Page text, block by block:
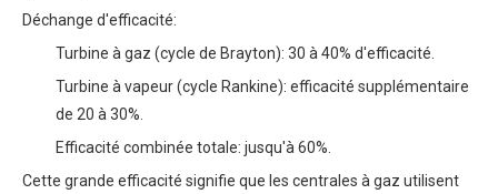
Déchange d'efficacité:
Turbine à gaz (cycle de Brayton): 30 à 40% d'efficacité.
Turbine à vapeur (cycle Rankine): efficacité supplémentaire
de 20 à 30%.
Efficacité combinée totale: jusqu'à 60%.
Cette grande efficacité signifie que les centrales à gaz utilisent